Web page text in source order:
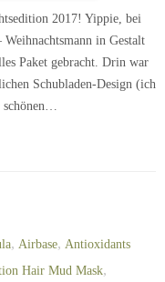
2017! Yippie, bei
in Gestalt
Paket gebracht. Drin war
Schubladen-Design (ich
schönen…
, Airbase, Antioxidants
Hair Mud Mask,